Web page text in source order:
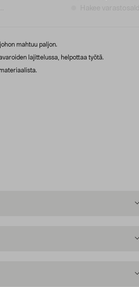
Hakee
mahtuu paljon.
lajittelussa, helpottaa työtä.